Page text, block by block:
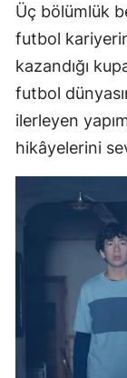
Üç bölümlük
futbol
kazandığı
futbol
ilerleyen
hikâyelerini